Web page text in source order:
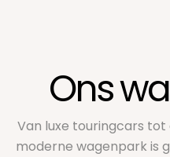
Ons
Van luxe touringcars
moderne wagenpark is